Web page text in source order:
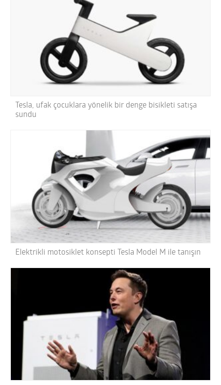
Tesla, ufak çocuklara yönelik bir denge bisikleti satışa
sundu
Elektrikli motosiklet konsepti Tesla Model M ile tanışın